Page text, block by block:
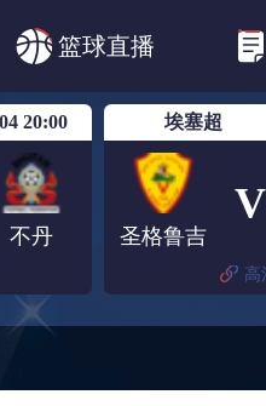
篮球直播
日职联 日职联FC东京
20:00
不丹
埃塞超
圣格鲁吉
高